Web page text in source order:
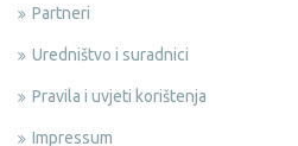
Partneri
Uredništvo i suradnici
Pravila i uvjeti korištenja
Impressum